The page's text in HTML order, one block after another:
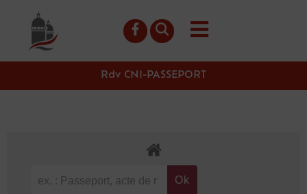
principal
Rdv CNI-PASSEPORT